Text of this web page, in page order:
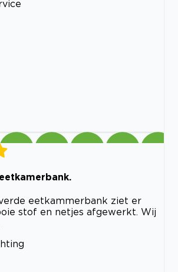
eetkammerbank ziet er
stof en netjes afgewerkt. Wij